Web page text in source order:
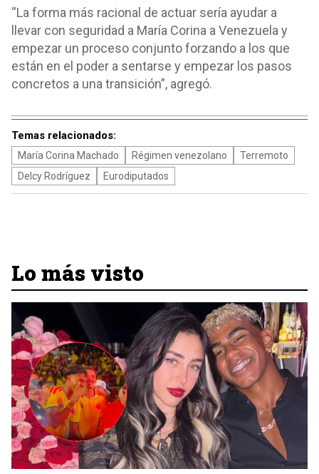
“La forma más racional de actuar sería ayudar a
llevar con seguridad a María Corina a Venezuela y
empezar un proceso conjunto forzando a los que
están en el poder a sentarse y empezar los pasos
concretos a una transición”, agregó.
Temas relacionados:
María Corina Machado Régimen venezolano
Terremoto
Delcy Rodríguez
Eurodiputados
Lo más visto